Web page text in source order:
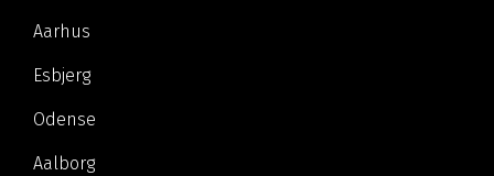
Aarhus
Esbjerg
Odense
Aalborg